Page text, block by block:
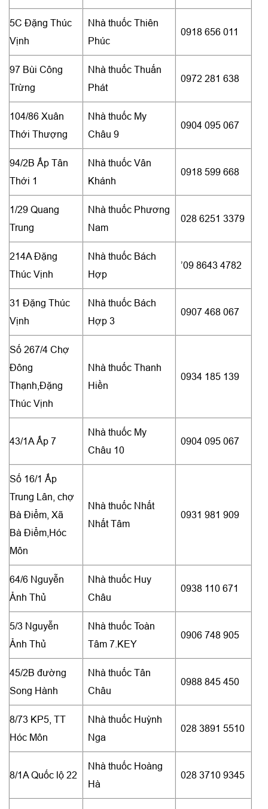
5C Đặng Thúc
Vịnh
Nhà thuốc Thiên
Phúc
0918 656 011
97 Bùi Công
Trừng
Nhà thuốc Thuấn
Phát
0972 281 638
104/86 Xuân
Thới Thượng
Nhà thuốc My
Châu 9
0904 095 067
94/2B Ấp Tân
Thới 1
Nhà thuốc Vân
Khánh
0918 599 668
1/29 Quang
Trung
Nhà thuốc Phương
Nam
028 6251 3379
214A Đặng
Thúc Vịnh
Nhà thuốc Bách
Hợp
’09 8643 4782
31 Đặng Thúc
Vịnh
Nhà thuốc Bách
Hợp 3
0907 468 067
Số 267/4 Chợ
Đông
Thạnh,Đặng
Thúc Vịnh
Nhà thuốc Thanh
Hiền
0934 185 139
43/1A Ấp 7
Nhà thuốc My
Châu 10
0904 095 067
Số 16/1 Ấp
Trung Lân, chợ
Bà Điểm, Xã
Bà Điểm,Hóc
Môn
Nhà thuốc Nhất
Nhất Tâm
0931 981 909
64/6 Nguyễn
Ảnh Thủ
Nhà thuốc Huy
Châu
0938 110 671
5/3 Nguyễn
Ảnh Thủ
Nhà thuốc Toàn
Tâm 7.KEY
0906 748 905
45/2B đường
Song Hành
Nhà thuốc Tân
Châu
0988 845 450
8/73 KP5, TT
Hóc Môn
Nhà thuốc Huỳnh
Nga
028 3891 5510
8/1A Quốc lộ 22
Nhà thuốc Hoàng
Hà
028 3710 9345